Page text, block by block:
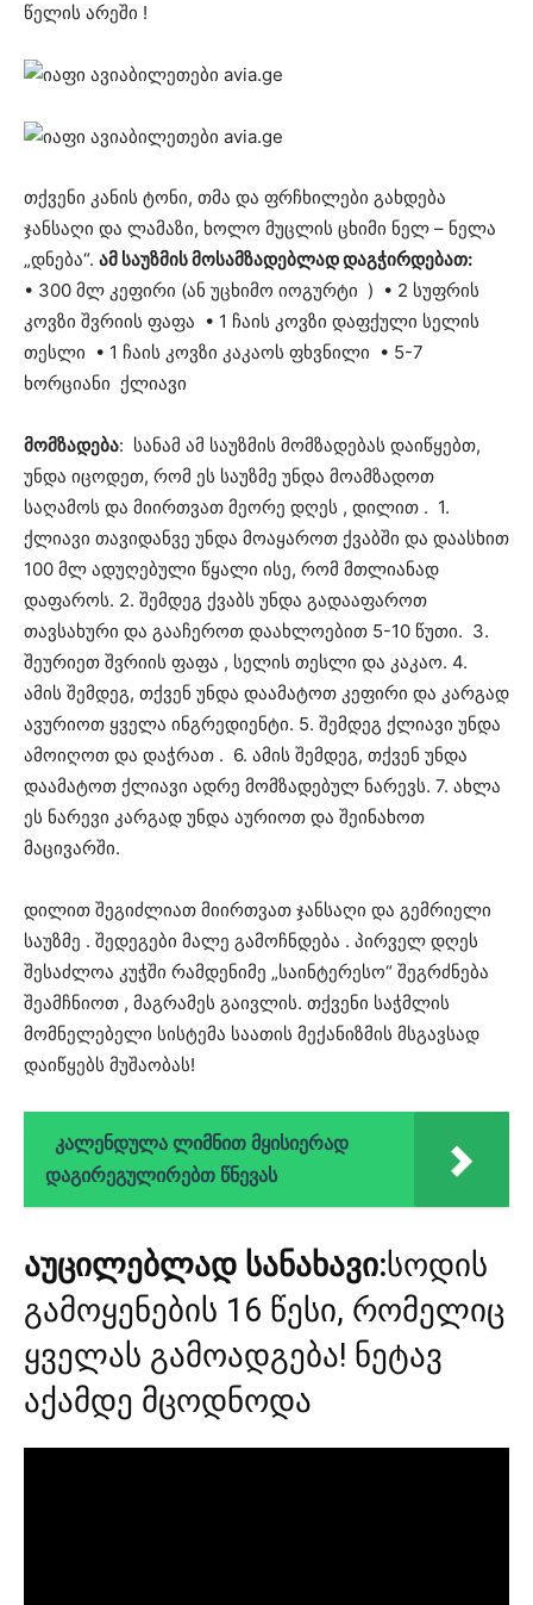
წელის არეში !
თქვენი კანის ტონი, თმა და ფრჩხილები გახდება
ჯანსაღი და ლამაზი, ხოლო მუცლის ცხიმი ნელ – ნელა
„დნება“. ამ საუზმის მოსამზადებლად დაგჭირდებათ:
• 300 მლ კეფირი (ან უცხიმო იოგურტი ) • 2 სუფრის
კოვზი შვრიის ფაფა • 1 ჩაის კოვზი დაფქული სელის
თესლი • 1 ჩაის კოვზი კაკაოს ფხვნილი • 5-7
ხორციანი ქლიავი
მომზადება: სანამ ამ საუზმის მომზადებას დაიწყებთ,
უნდა იცოდეთ, რომ ეს საუზმე უნდა მოამზადოთ
საღამოს და მიირთვათ მეორე დღეს , დილით . 1.
ქლიავი თავიდანვე უნდა მოაყაროთ ქვაბში და დაასხით
100 მლ ადუღებული წყალი ისე, რომ მთლიანად
დაფაროს. 2. შემდეგ ქვაბს უნდა გადააფაროთ
თავსახური და გააჩეროთ დაახლოებით 5-10 წუთი. 3.
შეურიეთ შვრიის ფაფა , სელის თესლი და კაკაო. 4.
ამის შემდეგ, თქვენ უნდა დაამატოთ კეფირი და კარგად
ავურიოთ ყველა ინგრედიენტი. 5. შემდეგ ქლიავი უნდა
ამოიღოთ და დაჭრათ . 6. ამის შემდეგ, თქვენ უნდა
დაამატოთ ქლიავი ადრე მომზადებულ ნარევს. 7. ახლა
ეს ნარევი კარგად უნდა აურიოთ და შეინახოთ
მაცივარში.
დილით შეგიძლიათ მიირთვათ ჯანსაღი და გემრიელი
საუზმე . შედეგები მალე გამოჩნდება . პირველ დღეს
შესაძლოა კუჭში რამდენიმე „საინტერესო“ შეგრძნება
შეამჩნიოთ , მაგრამეს გაივლის. თქვენი საჭმლის
მომნელებელი სისტემა საათის მექანიზმის მსგავსად
დაიწყებს მუშაობას!
კალენდულა ლიმნით მყისიერად
დაგირეგულირებთ წნევას
აუცილებლად სანახავი:სოდის
გამოყენების 16 წესი, რომელიც
ყველას გამოადგება! ნეტავ
აქამდე მცოდნოდა